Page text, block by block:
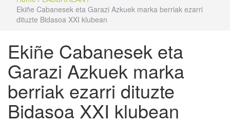
Ekiñe Cabanesek eta Garazi Azkuek marka berriak ezarri
dituzte Bidasoa XXI klubean
Ekiñe Cabanesek eta
Garazi Azkuek marka
berriak ezarri dituzte
Bidasoa XXI klubean